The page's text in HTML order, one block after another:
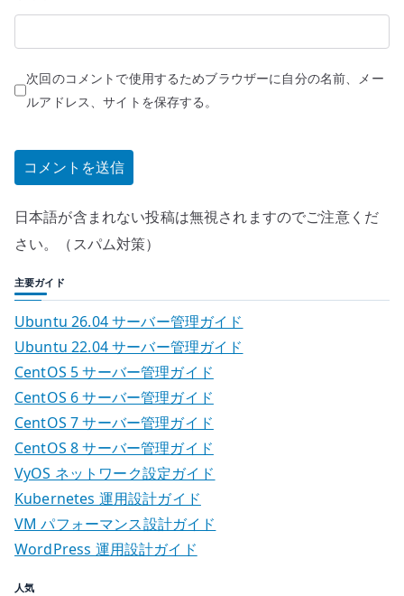
次回のコメントで使用するためブラウザーに自分の名前、メー
ルアドレス、サイトを保存する。
日本語が含まれない投稿は無視されますのでご注意くだ
さい。（スパム対策）
主要ガイド
Ubuntu 26.04 サーバー管理ガイド
Ubuntu 22.04 サーバー管理ガイド
CentOS 5 サーバー管理ガイド
CentOS 6 サーバー管理ガイド
CentOS 7 サーバー管理ガイド
CentOS 8 サーバー管理ガイド
VyOS ネットワーク設定ガイド
Kubernetes 運用設計ガイド
VM パフォーマンス設計ガイド
WordPress 運用設計ガイド
人気